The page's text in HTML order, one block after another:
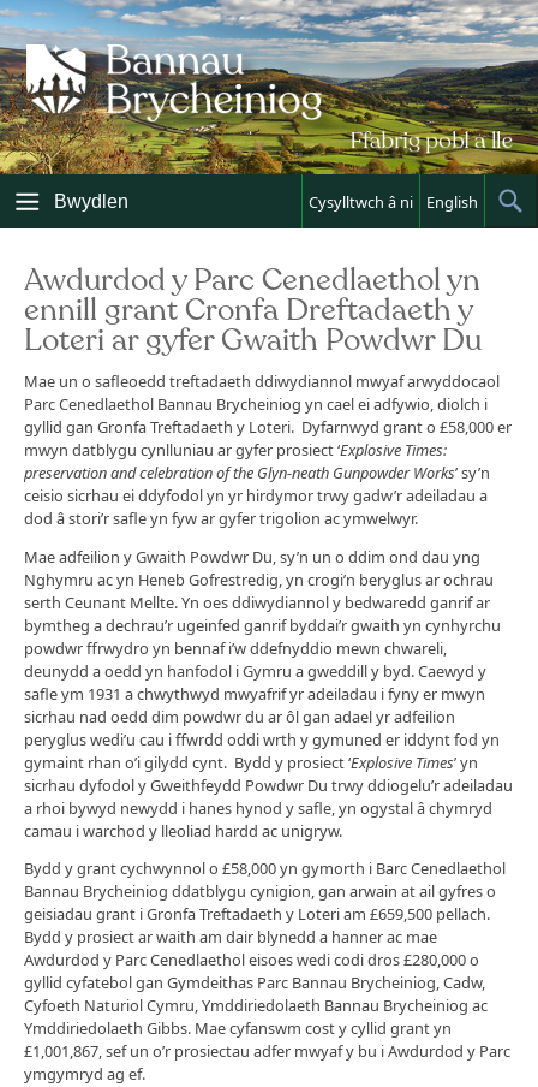
Skip
to
content
Bwydlen Cysylltwch â ni English
Awdurdod y Parc Cenedlaethol yn
ennill grant Cronfa Dreftadaeth y
Loteri ar gyfer Gwaith Powdwr Du
Mae un o safleoedd treftadaeth ddiwydiannol mwyaf arwyddocaol
Parc Cenedlaethol Bannau Brycheiniog yn cael ei adfywio, diolch i
gyllid gan Gronfa Treftadaeth y Loteri. Dyfarnwyd grant o £58,000 er
mwyn datblygu cynlluniau ar gyfer prosiect ‘Explosive Times:
preservation and celebration of the Glyn-neath Gunpowder Works’ sy’n
ceisio sicrhau ei ddyfodol yn yr hirdymor trwy gadw’r adeiladau a
dod â stori’r safle yn fyw ar gyfer trigolion ac ymwelwyr.
Mae adfeilion y Gwaith Powdwr Du, sy’n un o ddim ond dau yng
Nghymru ac yn Heneb Gofrestredig, yn crogi’n beryglus ar ochrau
serth Ceunant Mellte. Yn oes ddiwydiannol y bedwaredd ganrif ar
bymtheg a dechrau’r ugeinfed ganrif byddai’r gwaith yn cynhyrchu
powdwr ffrwydro yn bennaf i’w ddefnyddio mewn chwareli,
deunydd a oedd yn hanfodol i Gymru a gweddill y byd. Caewyd y
safle ym 1931 a chwythwyd mwyafrif yr adeiladau i fyny er mwyn
sicrhau nad oedd dim powdwr du ar ôl gan adael yr adfeilion
peryglus wedi’u cau i ffwrdd oddi wrth y gymuned er iddynt fod yn
gymaint rhan o’i gilydd cynt. Bydd y prosiect ‘Explosive Times’ yn
sicrhau dyfodol y Gweithfeydd Powdwr Du trwy ddiogelu’r adeiladau
a rhoi bywyd newydd i hanes hynod y safle, yn ogystal â chymryd
camau i warchod y lleoliad hardd ac unigryw.
Bydd y grant cychwynnol o £58,000 yn gymorth i Barc Cenedlaethol
Bannau Brycheiniog ddatblygu cynigion, gan arwain at ail gyfres o
geisiadau grant i Gronfa Treftadaeth y Loteri am £659,500 pellach.
Bydd y prosiect ar waith am dair blynedd a hanner ac mae
Awdurdod y Parc Cenedlaethol eisoes wedi codi dros £280,000 o
gyllid cyfatebol gan Gymdeithas Parc Bannau Brycheiniog, Cadw,
Cyfoeth Naturiol Cymru, Ymddiriedolaeth Bannau Brycheiniog ac
Ymddiriedolaeth Gibbs. Mae cyfanswm cost y cyllid grant yn
£1,001,867, sef un o’r prosiectau adfer mwyaf y bu i Awdurdod y Parc
ymgymryd ag ef.